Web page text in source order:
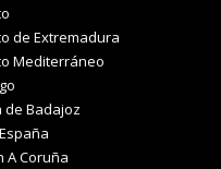
de Extremadura
Mediterráneo
de Badajoz
A Coruña